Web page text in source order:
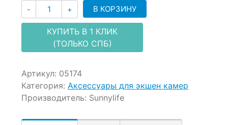
- Количество
+ В КОРЗИНУ
КУПИТЬ В 1 КЛИК
(ТОЛЬКО СПБ)
Артикул: 05174
Категория: Аксессуары для экшен камер
Производитель: Sunnylife